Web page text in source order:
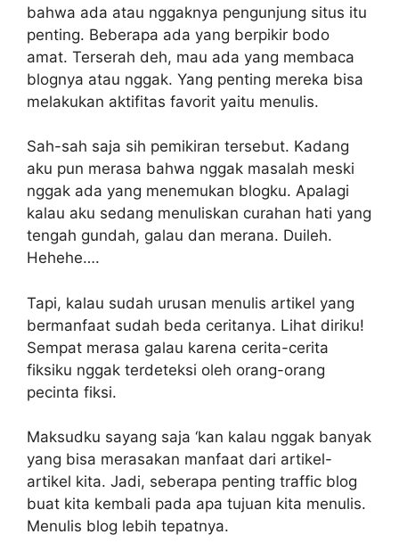
bahwa ada atau nggaknya pengunjung situs itu
penting. Beberapa ada yang berpikir bodo
amat. Terserah deh, mau ada yang membaca
blognya atau nggak. Yang penting mereka bisa
melakukan aktifitas favorit yaitu menulis.
Sah-sah saja sih pemikiran tersebut. Kadang
aku pun merasa bahwa nggak masalah meski
nggak ada yang menemukan blogku. Apalagi
kalau aku sedang menuliskan curahan hati yang
tengah gundah, galau dan merana. Duileh.
Hehehe….
Tapi, kalau sudah urusan menulis artikel yang
bermanfaat sudah beda ceritanya. Lihat diriku!
Sempat merasa galau karena cerita-cerita
fiksiku nggak terdeteksi oleh orang-orang
pecinta fiksi.
Maksudku sayang saja ‘kan kalau nggak banyak
yang bisa merasakan manfaat dari artikel-
artikel kita. Jadi, seberapa penting traffic blog
buat kita kembali pada apa tujuan kita menulis.
Menulis blog lebih tepatnya.